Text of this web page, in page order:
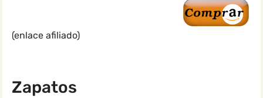
(enlace afiliado)
Zapatos